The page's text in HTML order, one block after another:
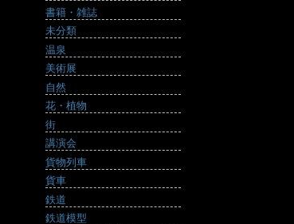
書籍・雑誌
未分類
温泉
美術展
自然
花・植物
街
講演会
貨物列車
貨車
鉄道
鉄道模型